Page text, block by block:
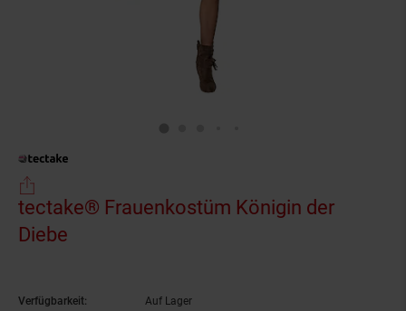
tectake® Frauenkostüm Königin der
Diebe
Verfügbarkeit:
Auf Lager